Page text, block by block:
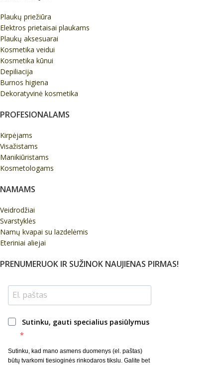
Plaukų priežiūra
Elektros prietaisai plaukams
Plaukų aksesuarai
Kosmetika veidui
Kosmetika kūnui
Depiliacija
Burnos higiena
Dekoratyvinė kosmetika
PROFESIONALAMS
Kirpėjams
Visažistams
Manikiūristams
Kosmetologams
NAMAMS
Veidrodžiai
Svarstyklės
Namų kvapai su lazdelėmis
Eteriniai aliejai
PRENUMERUOK IR SUŽINOK NAUJIENAS PIRMAS!
Sutinku, gauti specialius pasiūlymus
Sutinku, kad mano asmens duomenys (el. paštas)
būtų tvarkomi tiesioginės rinkodaros tikslu. Galite bet